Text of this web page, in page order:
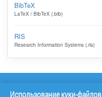
BibTeX
LaTeX / BibTeX (.bib)
RIS
Research Information Systems (.ris)
Использование куки-файлов